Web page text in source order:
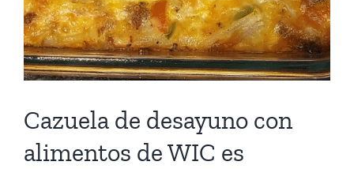
Cazuela de desayuno con
alimentos de WIC es